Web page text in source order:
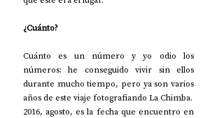
¿Cuánto?
Cuánto es un número y yo odio los
números: he conseguido vivir sin ellos
durante mucho tiempo, pero ya son varios
años de este viaje fotografiando La Chimba.
2016, agosto, es la fecha que encuentro en